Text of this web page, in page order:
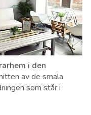
i den
av de smala
som står i